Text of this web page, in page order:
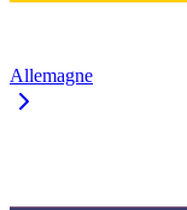
Allemagne